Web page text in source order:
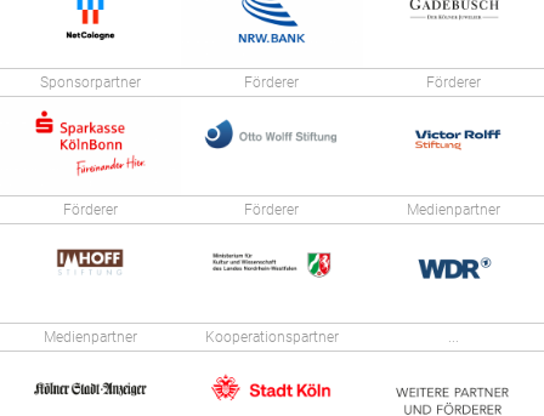
Sponsorpartner Förderer Förderer
Förderer Förderer Medienpartner
Medienpartner Kooperationspartner ...